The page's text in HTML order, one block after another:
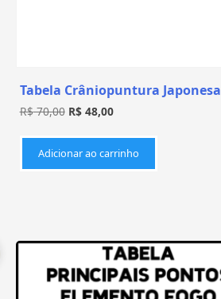
Tabela Crâniopuntura Japonesa
R$70,00 R$48,00
Adicionar ao carrinho